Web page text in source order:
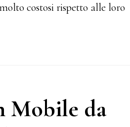
costosi rispetto alle loro
Mobile da